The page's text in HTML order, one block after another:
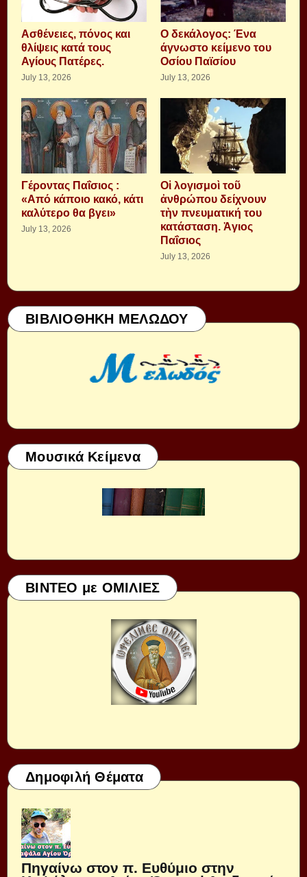
Aσθένειες, πόνος και
θλίψεις κατά τους
Αγίους Πατέρες.
July 13, 2026
Ο δεκάλογος: Ένα
άγνωστο κείμενο του
Οσίου Παϊσίου
July 13, 2026
Γέροντας Παΐσιος :
«Από κάποιο κακό, κάτι
καλύτερο θα βγει»
July 13, 2026
Οἱ λογισμοὶ τοῦ
ἀνθρώπου δείχνουν
τὴν πνευματική του
κατάσταση. Ἁγιος
Παΐσιος
July 13, 2026
ΒΙΒΛΙΟΘΗΚΗ ΜΕΛΩΔΟΥ
Μουσικά Κείμενα
ΒΙΝΤΕΟ με ΟΜΙΛΙΕΣ
Δημοφιλή Θέματα
Πηγαίνω στον π. Ευθύμιο στην